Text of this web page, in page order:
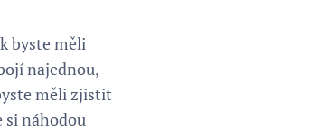
byste měli
najednou,
měli zjistit
si náhodou